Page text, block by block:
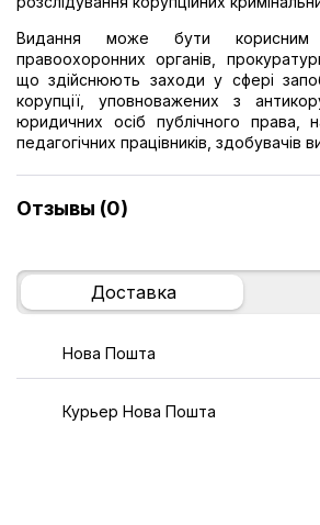
Видання може бути корисним
правоохоронних органів,
що здійснюють заходи у сфері
корупції, уповноважених з
юридичних осіб публічного права,
педагогічних працівників, здобувачів
Отзывы (0)
Доставка
Нова Пошта
Курьер Нова Пошта